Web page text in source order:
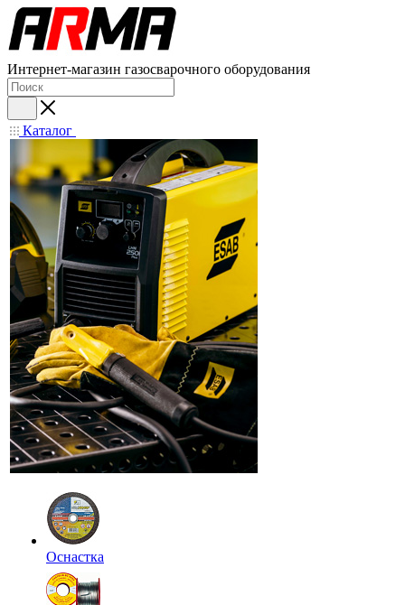
Интернет-магазин газосварочного оборудования
Каталог
Оснастка